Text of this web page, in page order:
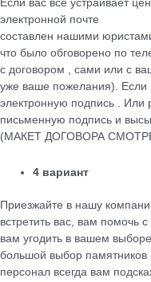
Если вас все устраивает
электронной почте
cоставлен нашими
что было обговорено по
с договором , сами или с
уже ваше пожелания). Если
электронную подпись . Или
письменную подпись и
(МАКЕТ ДОГОВОРА
4 вариант
Приезжайте в нашу
встретить вас, вам
вам угодить в вашем
большой выбор
персонал всегда вам